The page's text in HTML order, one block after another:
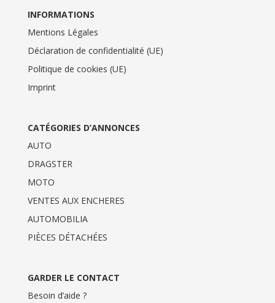
INFORMATIONS
Mentions Légales
Déclaration de confidentialité (UE)
Politique de cookies (UE)
Imprint
CATÉGORIES D’ANNONCES
AUTO
DRAGSTER
MOTO
VENTES AUX ENCHERES
AUTOMOBILIA
PIÈCES DÉTACHÉES
GARDER LE CONTACT
Besoin d’aide ?